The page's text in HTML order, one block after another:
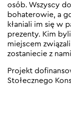
osób. Wszyscy
bohaterowie, a
kłaniali im się w
prezenty. Kim
miejscem
zostaniecie z
Projekt
Stołecznego